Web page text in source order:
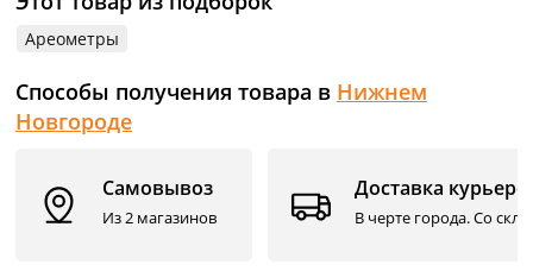
Ареометры
Способы получения товара в Нижнем
Новгороде
Самовывоз
Из 2 магазинов
Доставка
В черте города. Со